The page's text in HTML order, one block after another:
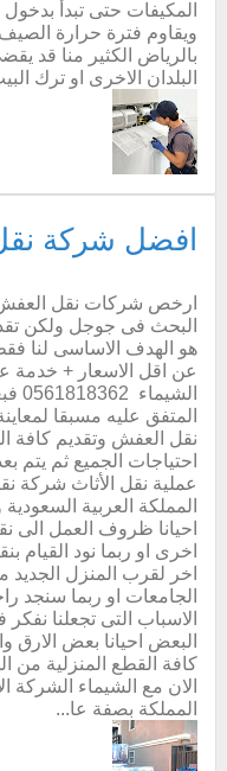
المكيفات حتى تبدأ
ويقاوم فترة حرارة
بالرياض الكثير منا قد
البلدان الاخرى او ترك
ارخص شركات نقل
البحث فى جوجل ولكن
هو الهدف الاساسى لنا
عن اقل الاسعار + خدمة
المتفق عليه مسبقا
نقل العفش وتقديم كافة
احتياجات الجميع ثم يتم
عملية نقل الأثاث
المملكة العربية
احيانا ظروف العمل
اخرى او ربما نود
اخر لقرب المنزل
الجامعات او ربما سنجد
الاسباب التى تجعلنا
البعض احيانا بعض
كافة القطع المنزلية من
الان مع الشيماء
المملكة بصفة عا...